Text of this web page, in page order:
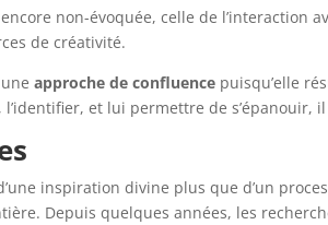
non-évoquée, celle de l’interaction
de créativité.
uneapproche de confluence puisqu’elle
et lui permettre de s’épanouir,
inspiration divine plus que d’un
Depuis quelques années, les